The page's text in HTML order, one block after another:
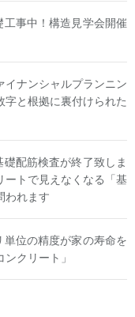
工事中！構造見学会開催
イナンシャルプランニン
字と根拠に裏付けられた
礎配筋検査が終了致しま
ートで見えなくなる「基
われます
位の精度が家の寿命を
クリート」